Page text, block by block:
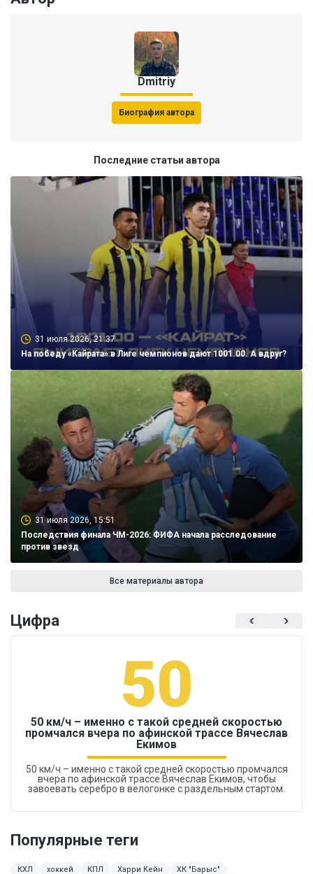
Dmitriy
Биография автора
Последние статьи автора
31 июля 2026, 21:37
На победу «Кайрата» в Лиге чемпионов дают 1001.00. А вдруг?
31 июля 2026, 15:51
Последствия финала ЧМ-2026: ФИФА начала расследование
против звезд
Все материалы автора
Цифра
50
50 км/ч – именно с такой средней скоростью
промчался вчера по афинской трассе Вячеслав
Екимов
50 км/ч – именно с такой средней скоростью промчался
вчера по афинской трассе Вячеслав Екимов, чтобы
завоевать серебро в велогонке с раздельным стартом.
Популярные теги
КХЛ хоккей КПЛ Харри Кейн
ХК "Барыс"